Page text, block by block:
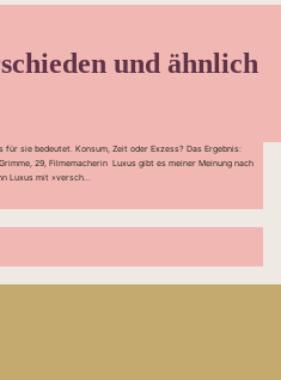
und ähnlich
sie bedeutet. Konsum, Zeit oder Exzess? Das Ergebnis:
29, Filmemacherin Luxus gibt es meiner Meinung nach
Luxus mit »versch...